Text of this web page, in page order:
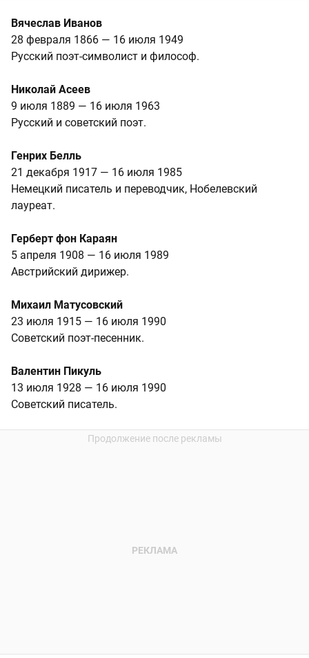
Вячеслав Иванов
28 февраля 1866 — 16 июля 1949
Русский поэт-символист и философ.
Николай Асеев
9 июля 1889 — 16 июля 1963
Русский и советский поэт.
Генрих Белль
21 декабря 1917 — 16 июля 1985
Немецкий писатель и переводчик, Нобелевский
лауреат.
Герберт фон Караян
5 апреля 1908 — 16 июля 1989
Австрийский дирижер.
Михаил Матусовский
23 июля 1915 — 16 июля 1990
Советский поэт-песенник.
Валентин Пикуль
13 июля 1928 — 16 июля 1990
Советский писатель.